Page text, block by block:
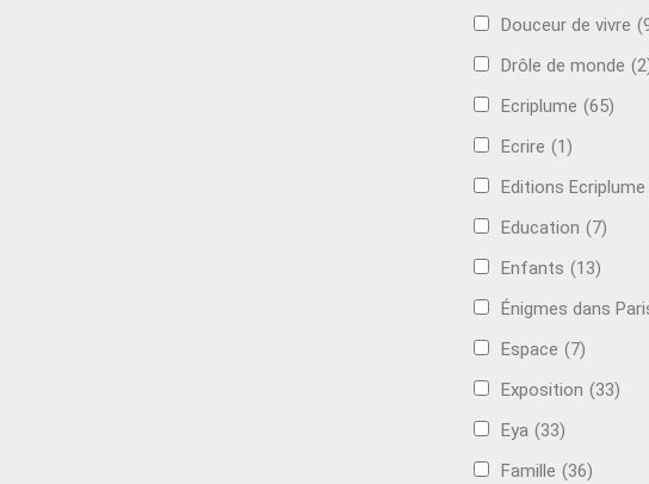
Douceur de vivre
Drôle de monde
Ecriplume (65)
Ecrire (1)
Editions Ecriplume
Education (7)
Enfants (13)
Énigmes dans
Espace (7)
Exposition (33)
Eya (33)
Famille (36)